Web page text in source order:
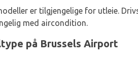
er tilgjengelige for utleie.
med aircondition.
på Brussels Airport